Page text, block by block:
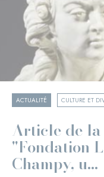
ACTUALITÉ CULTURE ET
Article de la
"Fondation
Champy, u...